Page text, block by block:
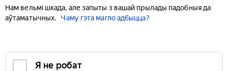
Нам вельмі шкада, але запыты з вашай прылады падобныя да
аўтаматычных.
Чаму гэта магло адбыцца?
Я не робат